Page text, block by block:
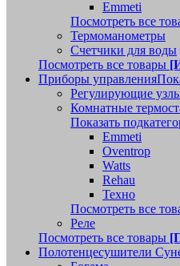
Emmeti
Посмотреть все
Термоманометры
Счетчики для воды
Посмотреть все товары
Приборы управления
Регулирующие
Комнатные
Показать
Emmeti
Oventrop
Watts
Rehau
Техно
Посмотреть все
Реле
Посмотреть все товары
Полотенцесушители